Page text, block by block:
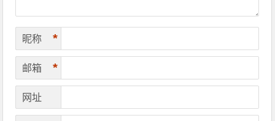
昵称 *
邮箱 *
网址